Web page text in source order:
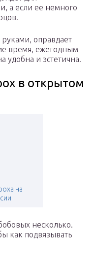
а если ее немного
оправдает
время, ежегодным
удобна и эстетична.
в открытом
на
несколько.
как подвязывать